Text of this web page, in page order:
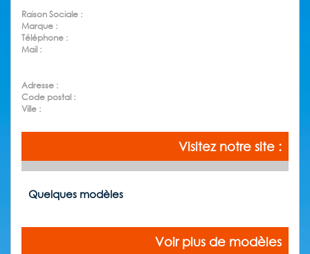
Raison Sociale :
Marque :
Téléphone :
Mail :
Adresse :
Code postal :
Ville :
Visitez notre site :
Quelques modèles
Voir plus de modèles